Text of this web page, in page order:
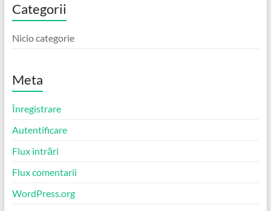
Categorii
Nicio categorie
Meta
Înregistrare
Autentificare
Flux intrări
Flux comentarii
WordPress.org